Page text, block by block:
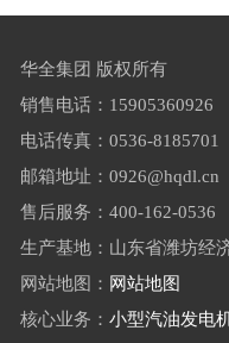
华全集团 版权所有
销售电话：15905360926
电话传真：0536-8185701
邮箱地址：0926@hqdl.cn
售后服务：400-162-0536
生产基地：山东省潍坊经
网站地图： 网站地图
核心业务： 小型汽油发电